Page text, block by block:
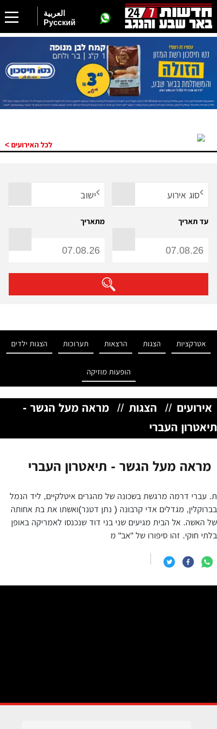
العربية
Русский
לכל האירועים >
ישוב סוג אירוע
מתאריך עד תאריך
אטרקציות הצגות הרצאות תערוכות הצגות ילדים
הופעות מוזיקה
אירועים // הצגות //
מראה מעל הגשר -
תיאטרון העברי
מראה מעל הגשר - תיאטרון העברי
ת. עברי דרמה מרגשת בשכונה של מהגרים איטלקיים, ליד הנמל
בברוקלין, מגדלים אדי קרבונה ( נתן דטנר)ואשתו את בת אחותה
של האשה. אל הבית מגיעים שני בני דוד שנכנסו לאמריקה באופן
בלתי חוקי. זהו סיפורו של "אב" מ